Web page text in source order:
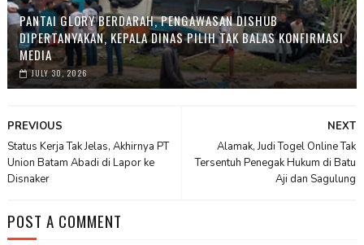
PANTAI GLORY BERDARAH, PENGAWASAN DISHUB
DIPERTANYAKAN, KEPALA DINAS PILIH TAK BALAS KONFIRMASI
MEDIA
JULY 30, 2026
NEXT
Alamak, Judi Togel Online Tak
Tersentuh Penegak Hukum di Batu
Aji dan Sagulung
PREVIOUS
Status Kerja Tak Jelas, Akhirnya PT
Union Batam Abadi di Lapor ke
Disnaker
POST A COMMENT